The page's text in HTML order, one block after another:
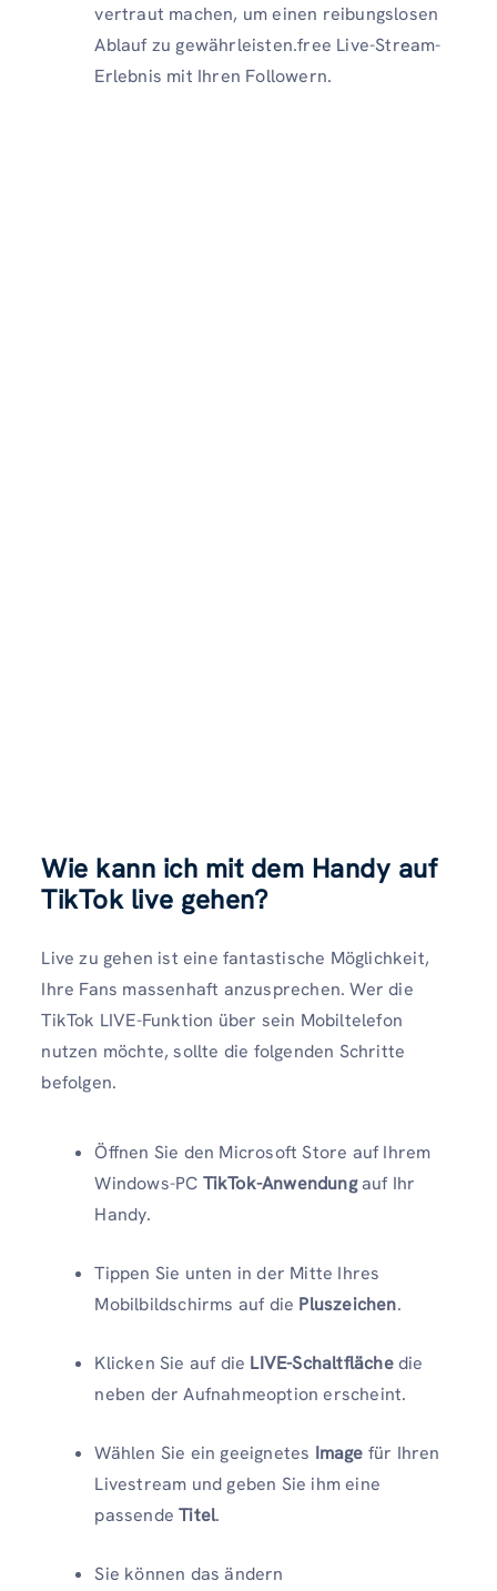
vertraut machen, um einen reibungslosen
Ablauf zu gewährleisten.free Live-Stream-
Erlebnis mit Ihren Followern.
Wie kann ich mit dem Handy auf
TikTok live gehen?
Live zu gehen ist eine fantastische Möglichkeit,
Ihre Fans massenhaft anzusprechen. Wer die
TikTok LIVE-Funktion über sein Mobiltelefon
nutzen möchte, sollte die folgenden Schritte
befolgen.
Öffnen Sie den Microsoft Store auf Ihrem
Windows-PC TikTok-Anwendungauf Ihr
Handy.
Tippen Sie unten in der Mitte Ihres
Mobilbildschirms auf die Pluszeichen.
Klicken Sie auf die LIVE-Schaltflächedie
neben der Aufnahmeoption erscheint.
Wählen Sie ein geeignetes Image für Ihren
Livestream und geben Sie ihm eine
passendeTitel.
Sie können das ändern